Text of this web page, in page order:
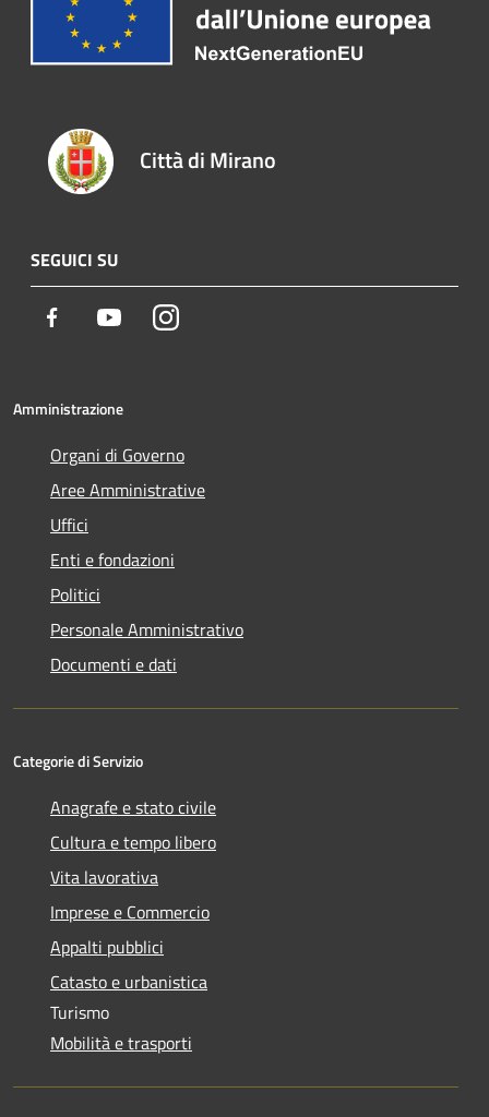
Città di Mirano
SEGUICI SU
Facebook YoutubeInstagram
Amministrazione
Organi di Governo
Aree Amministrative
Uffici
Enti e fondazioni
Politici
Personale Amministrativo
Documenti e dati
Categorie di Servizio
Anagrafe e stato civile
Cultura e tempo libero
Vita lavorativa
Imprese e Commercio
Appalti pubblici
Catasto e urbanistica
Turismo
Mobilità e trasporti